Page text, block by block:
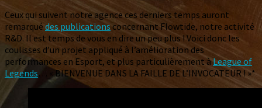
Ceux qui suivent notre agence ces derniers temps auront
remarqué des publications concernant Flowtide, notre activité
R&D. Il est temps de vous en dire un peu plus ! Voici donc les
coulisses d’un projet appliqué à l’amélioration des
performances en Esport, et plus particulièrement àLeague of
Legends… « BIENVENUE DANS LA FAILLE DE L’INVOCATEUR ! »*